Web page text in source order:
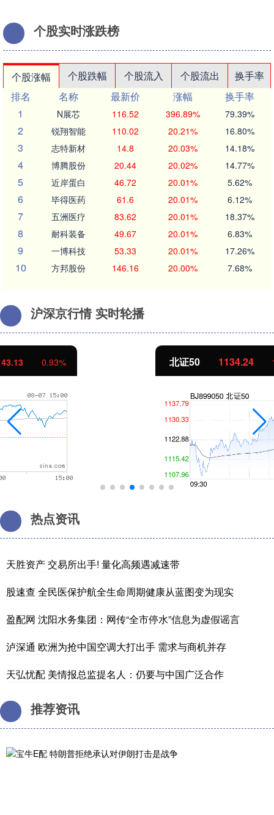
个股实时涨跌榜
个股涨幅 个股跌幅 个股流入 个股流出
换手率
排名
名称 最新价 涨幅
换手率
1
N展芯 116.52 396.89% 79.39%
2 锐翔智能 110.02 20.21% 16.80%
3 志特新材 14.8 20.03% 14.18%
4 博腾股份 20.44 20.02% 14.77%
5 近岸蛋白 46.72 20.01% 5.62%
6 毕得医药 61.6 20.01% 6.12%
7 五洲医疗 83.62 20.01% 18.37%
8 耐科装备 49.67 20.01% 6.83%
9 一博科技 53.33 20.01% 17.26%
10 方邦股份 146.16 20.00% 7.68%
沪深京行情 实时轮播
北证50 11.37 1.01%
热点资讯
天胜资产 交易所出手! 量化高频遇减速带
股速查 全民医保护航全生命周期健康从蓝图变为现实
盈配网 沈阳水务集团：网传“全市停水”信息为虚假谣言
泸深通 欧洲为抢中国空调大打出手 需求与商机并存
天弘忧配 美情报总监提名人：仍要与中国广泛合作
推荐资讯